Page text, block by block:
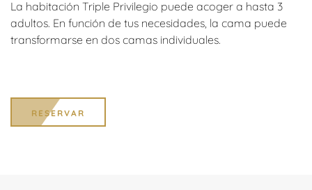
La habitación Triple Privilegio puede acoger a hasta 3
adultos. En función de tus necesidades, la cama puede
transformarse en dos camas individuales.
RESERVAR